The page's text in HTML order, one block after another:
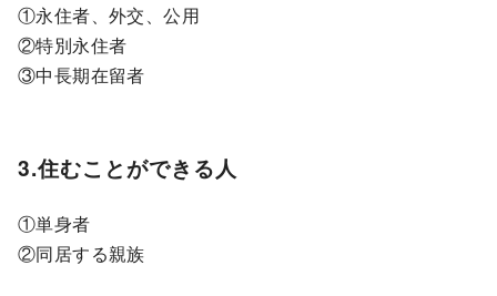
①永住者、外交、公用
②特別永住者
③中長期在留者
3.住むことができる人
①単身者
②同居する親族